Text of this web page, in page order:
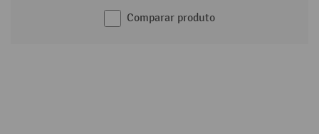
Comparar produto